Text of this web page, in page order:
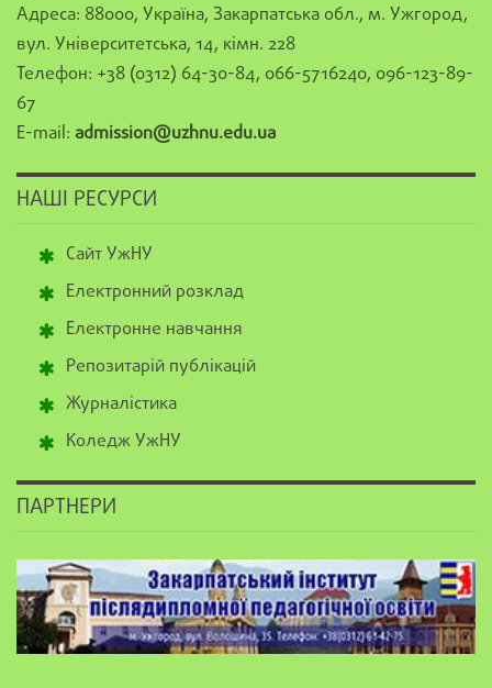
Адреса: 88000, Україна, Закарпатська обл., м. Ужгород,
вул. Університетська, 14, кімн. 228
Телефон: +38 (0312) 64-30-84, 066-5716240, 096-123-89-
67
E-mail: admission@uzhnu.edu.ua
НАШІ РЕСУРСИ
Сайт УжНУ
Електронний розклад
Електронне навчання
Репозитарій публікацій
Журналістика
Коледж УжНУ
ПАРТНЕРИ